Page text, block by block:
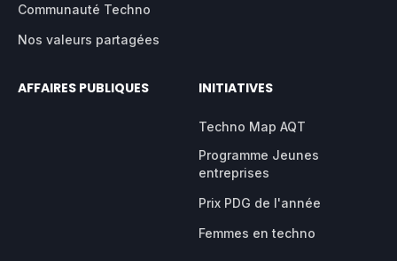
Communauté Techno
Nos valeurs partagées
AFFAIRES PUBLIQUES INITIATIVES
Techno Map AQT
Programme Jeunes
entreprises
Prix PDG de l'année
Femmes en techno